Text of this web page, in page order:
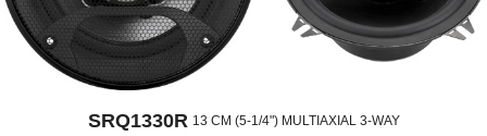
SRQ1330R 13 CM (5-1/4") MULTIAXIAL 3-WAY